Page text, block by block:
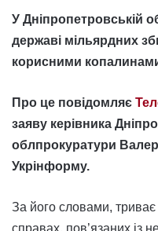
У Дніпропетровській
державі мільярдних
корисними
Про це повідомляє
заяву керівника
облпрокуратури
Укрінформу.
За його словами, триває
справах, пов’язаних із